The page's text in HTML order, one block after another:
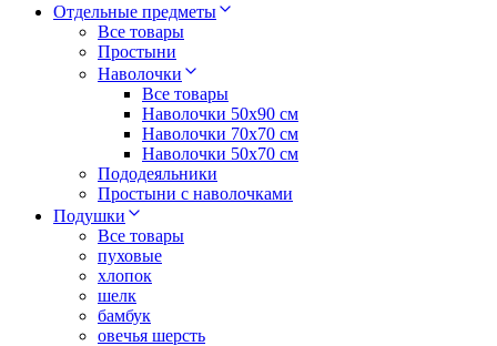
Отдельные предметы
Все товары
Простыни
Наволочки
Все товары
Наволочки 50x90 см
Наволочки 70x70 cм
Наволочки 50х70 см
Пододеяльники
Простыни с наволочками
Подушки
Все товары
пуховые
хлопок
шелк
бамбук
овечья шерсть